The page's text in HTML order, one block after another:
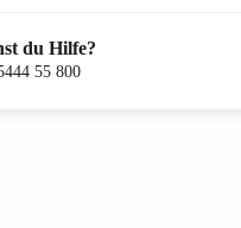
du Hilfe?
55 800